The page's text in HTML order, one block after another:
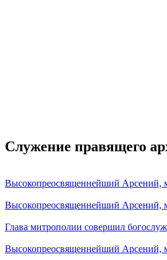
Служение правящего
Высокопреосвященнейший Арсений,
Высокопреосвященнейший Арсений,
Глава митрополии совершил
Высокопреосвященнейший Арсений,